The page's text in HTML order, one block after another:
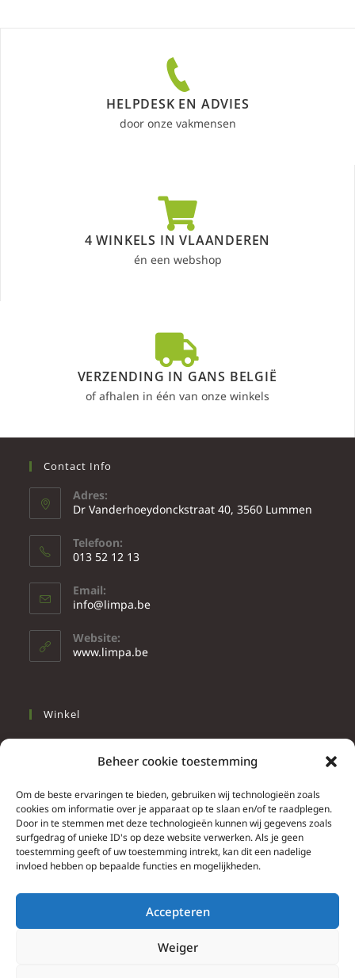
Beheer cookie toestemming
Om de beste ervaringen te bieden, gebruiken wij technologieën zoals
cookies om informatie over je apparaat op te slaan en/of te raadplegen.
Door in te stemmen met deze technologieën kunnen wij gegevens zoals
surfgedrag of unieke ID's op deze website verwerken. Als je geen
toestemming geeft of uw toestemming intrekt, kan dit een nadelige
invloed hebben op bepaalde functies en mogelijkheden.
Accepteren
Weiger
HELPDESK EN ADVIES
door onze vakmensen
4 WINKELS IN VLAANDEREN
én een webshop
VERZENDING IN GANS BELGIË
of afhalen in één van onze winkels
Contact Info
Adres:
Dr Vanderhoeydonckstraat 40, 3560 Lummen
Telefoon:
013 52 12 13
Email:
info@limpa.be
Website:
www.limpa.be
Winkel
Wonen
Info
Contacteer ons